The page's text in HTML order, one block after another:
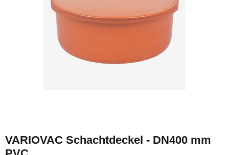
VARIOVAC Schachtdeckel - DN400 mm